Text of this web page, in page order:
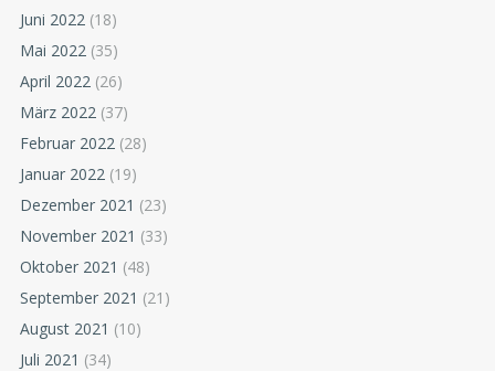
Juni 2022 (18)
Mai 2022 (35)
April 2022 (26)
März 2022 (37)
Februar 2022 (28)
Januar 2022 (19)
Dezember 2021 (23)
November 2021 (33)
Oktober 2021 (48)
September 2021 (21)
August 2021 (10)
Juli 2021 (34)